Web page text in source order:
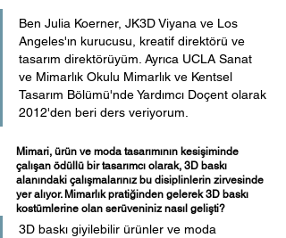
Ben Julia Koerner, JK3D Viyana ve Los
Angeles'ın kurucusu, kreatif direktörü ve
tasarım direktörüyüm. Ayrıca UCLA Sanat
ve Mimarlık Okulu Mimarlık ve Kentsel
Tasarım Bölümü'nde Yardımcı Doçent olarak
2012'den beri ders veriyorum.
Mimari, ürün ve moda tasarımının kesişiminde
çalışan ödüllü bir tasarımcı olarak, 3D baskı
alanındaki çalışmalarınız bu disiplinlerin zirvesinde
yer alıyor. Mimarlık pratiğinden gelerek 3D baskı
kostümlerine olan serüveniniz nasıl gelişti?
3D baskı giyilebilir ürünler ve moda